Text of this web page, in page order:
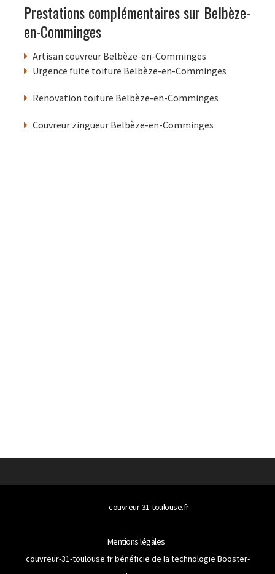
Prestations complémentaires sur Belbèze-
en-Comminges
Artisan couvreur Belbèze-en-Comminges
Urgence fuite toiture Belbèze-en-Comminges
Renovation toiture Belbèze-en-Comminges
Couvreur zingueur Belbèze-en-Comminges
couvreur-31-toulouse.fr
Mentions légales
couvreur-31-toulouse.fr bénéficie de la technologie Booster-